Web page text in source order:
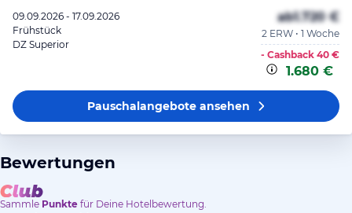
09.09.2026 - 17.09.2026
Frühstück
DZ Superior
ab1.720 €
2 ERW • 1 Woche
- Cashback 40 €
1.680 €
Pauschalangeboteansehen
Bewertungen
Sammle Punkte für Deine Hotelbewertung.